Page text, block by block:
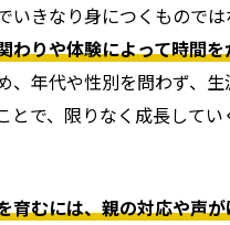
いきなり身につくものでは
わりや体験によって時間
、年代や性別を問わず、生
とで、限りなく成長してい
育むには、親の対応や声